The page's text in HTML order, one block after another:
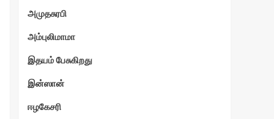
அமுதசுரபி
அம்புலிமாமா
இதயம் பேசுகிறது
இன்ஸான்
ஈழகேசரி